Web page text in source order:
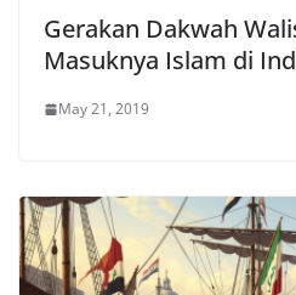
Gerakan Dakwah
Masuknya Islam di
May 21, 2019